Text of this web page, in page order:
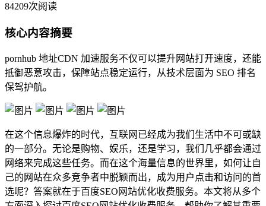
84209次阅读
核心内容摘要
pornhub 地址CDN 加速服务不仅可以提升网站打开速度，还能
抵御恶意攻击，保障站点稳定运行，从技术层面为 SEO 排名
保驾护航。
在这个信息爆炸的时代，互联网已经成为我们生活中不可或缺
的一部分。无论是购物、娱乐，还是学习，我们几乎都会通过
网络来完成这些任务。而在这个海量信息的世界里，如何让自
己的网站在众多竞争者中脱颖而出，成为用户点击和访问的首
选呢？答案就在于百度SEO网站优化收费服务。本文将从多个